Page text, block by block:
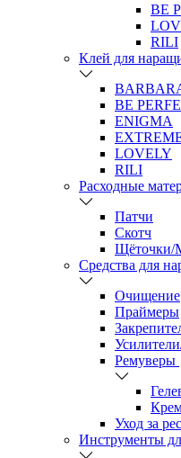
BE
RILI
Клей для
BE
ENIGMA
LOVELY
RILI
Расходные
Патчи
Скотч
Щёточки/
Средства для
Очищение
Праймеры
Ремуверы
Уход за
Инструменты